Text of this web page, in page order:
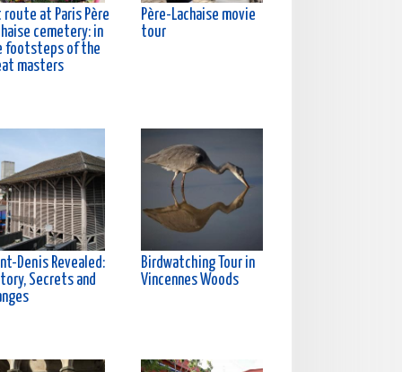
at Paris Père
cemetery: in
footsteps of the
masters
Père-Lachaise movie
tour
Denis Revealed:
Secrets and
Birdwatching Tour in
Vincennes Woods